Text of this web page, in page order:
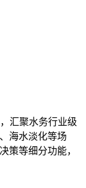
汇聚水务行业级
海水淡化等场
策等细分功能，